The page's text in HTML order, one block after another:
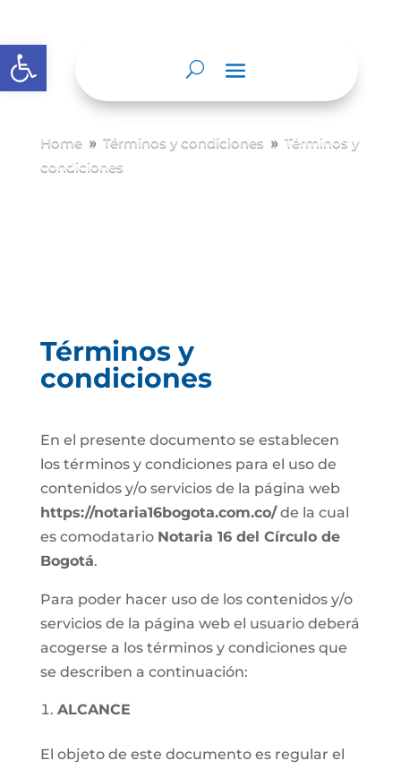
Abrir barra de herramientas
Home 9 Términos y condiciones 9 Términos y
condiciones
Términos y
condiciones
En el presente documento se establecen
los términos y condiciones para el uso de
contenidos y/o servicios de la página web
https://notaria16bogota.com.co/de la cual
es comodatario Notaria 16 del Círculo de
Bogotá.
Para poder hacer uso de los contenidos y/o
servicios de la página web el usuario deberá
acogerse a los términos y condiciones que
se describen a continuación:
ALCANCE
El objeto de este documento es regular el